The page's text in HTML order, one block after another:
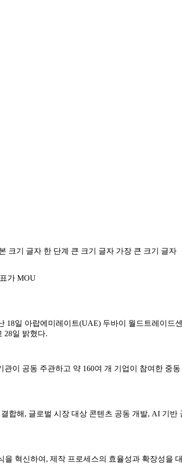
크기 글자 한 단계 큰 크기 글자 가장 큰 크기 글자
가 MOU
18일 아랍에미레이트(UAE) 두바이 월드트레이
28일 밝혔다.
이 공동 주관하고 약 160여 개 기업이 참여한 중
합해, 글로벌 시장 대상 콘텐츠 공동 개발, AI 기반
혁신하여, 제작 프로세스의 효율성과 확장성을